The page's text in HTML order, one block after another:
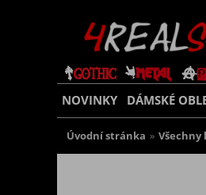
NOVINKY DÁMSKÉ
Úvodní stránka » Všechny